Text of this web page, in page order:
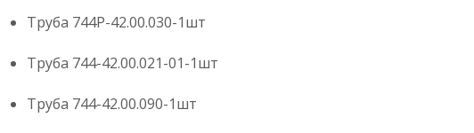
Труба 744Р-42.00.030-1шт
Труба 744-42.00.021-01-1шт
Труба 744-42.00.090-1шт